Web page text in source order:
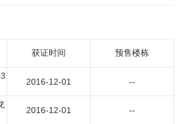
获证时间 预售楼栋
2016-12-01 --
2016-12-01 --